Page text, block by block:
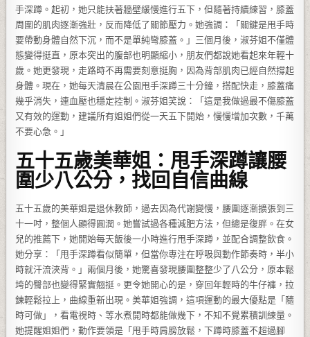
手深蹲。起初，她只能扶著牆壁緩慢進行五下，但隨著持續練習，膝蓋
周圍的肌肉逐漸強壯，反而降低了關節壓力。她強調：「關鍵是甩手時
要帶動身體自然下沉，而不是單純彎膝蓋。」三個月後，淑芬姐不僅體
態變得挺直，原本突出的腹部也明顯縮小，朋友們都說她看起來年輕十
歲。她更發現，走路時不再需要刻意挺胸，因為背部肌肉已經自然撐起
身體。現在，她每天清晨在公園甩手深蹲三十分鐘，搭配快走，膝蓋痛
幾乎消失，連血壓也穩定控制。淑芬姐笑說：「這是我做過最不傷膝蓋
又有效的運動，建議所有姐姐們從一天五下開始，慢慢增加次數，千萬
不要心急。」
五十五歲美華姐：甩手深蹲讓腰
圍少八公分，找回自信曲線
五十五歲的美華姐是退休教師，過去因為代謝變慢，腰圍逐漸擴張到三
十一吋，整個人顯得圓潤。她嘗試過各種減肥方法，但總是復胖。在女
兒的推薦下，她開始每天飯後一小時進行甩手深蹲，並配合調整飲食。
她分享：「甩手深蹲看似簡單，但當你專注在呼吸與動作節奏時，半小
時就汗流浹背。」兩個月後，她驚喜發現腰圍整整少了八公分，原本鬆
垮的臀部也變得緊實翹挺。更令她開心的是，穿回年輕時的牛仔褲，拉
鍊輕鬆拉上，曲線重新出現。美華姐強調，這項運動的最大優點是「隨
時可做」，看電視時、等水煮開時都能做幾下，不知不覺累積訓練量。
她提醒姐姐們，動作要領是「甩手時肩膀放鬆，下蹲時膝蓋不超過腳